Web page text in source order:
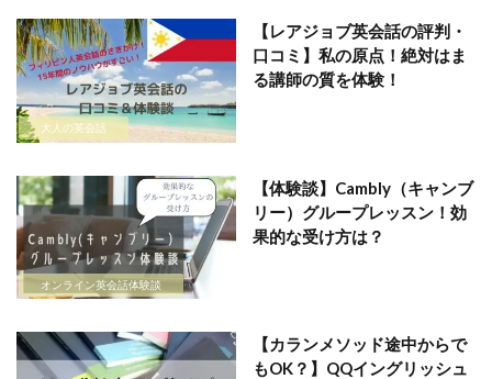
大人の英会話
【レアジョブ英会話の評判・
口コミ】私の原点！絶対はま
る講師の質を体験！
オンライン英会話体験談
【体験談】Cambly（キャンブ
リー）グループレッスン！効
果的な受け方は？
【カランメソッド途中からで
もOK？】QQイングリッシュ